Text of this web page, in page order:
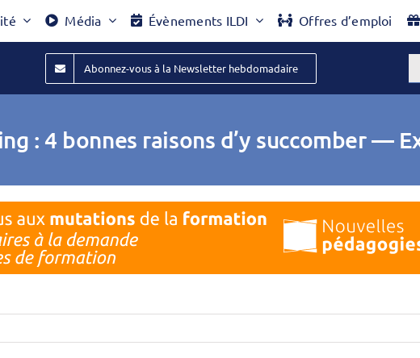
Média Évènements ILDI Offres d’emploi
Abonnez-vous à la Newsletter hebdomadaire
: 4 bonnes raisons d’y succomber —